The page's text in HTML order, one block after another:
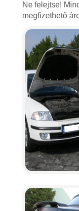
Ne felejtse!
megfizethető